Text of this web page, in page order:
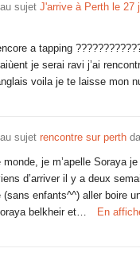
sujet J'arrive à Perth le 27
a tapping
je serai ravi j’ai
voila je te laisse mon
sujet rencontre sur perth
monde, je m’apelle Soraya
d’arriver il y a deux
(sans enfants^^) aller boire
belkheir et…
En